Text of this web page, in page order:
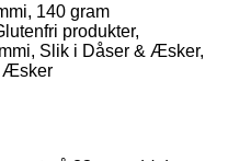
140 gram
produkter,
Slik i Dåser & Æsker,
Æsker